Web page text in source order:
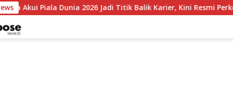
Dunia 2026 Jadi Titik Balik Karier, Kini Resmi Perkuat Colo-Colo